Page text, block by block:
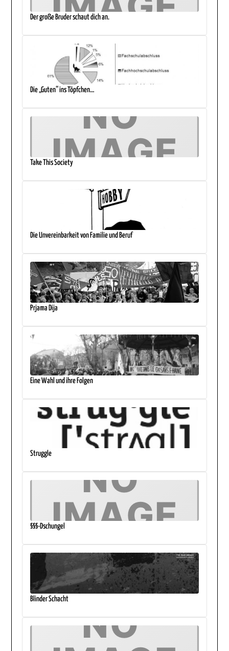
Der große Bruder schaut dich an.
Die „Guten“ ins Töpfchen…
Take This Society
Die Unvereinbarkeit von Familie und Beruf
Prjama Dija
Eine Wahl und ihre Folgen
Struggle
§§§-Dschungel
Blinder Schacht